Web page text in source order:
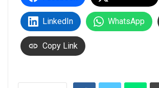
LinkedIn WhatsApp
Copy Link